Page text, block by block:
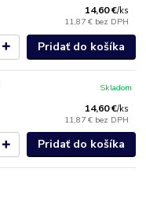
14,60 €/ks
11,87 € bez DPH
Pridať do košíka
14,60 €/ks
11,87 € bez DPH
Skladom
Pridať do košíka